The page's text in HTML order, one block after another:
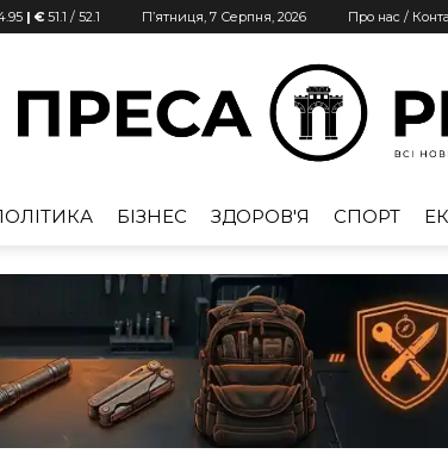
| € 51.1 / 52.1 П’ятниця, 7 Серпня, 2026 Про нас /
Рівне
БІЗНЕС ЗДОРОВ'Я СПОРТ